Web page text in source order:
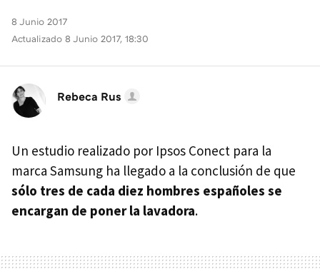
8 Junio 2017
Actualizado 8 Junio 2017, 18:30
Rebeca Rus
Un estudio realizado por Ipsos Conect para la
marca Samsung ha llegado a la conclusión de que
sólo tres de cada diez hombres españoles se
encargan de poner la lavadora.